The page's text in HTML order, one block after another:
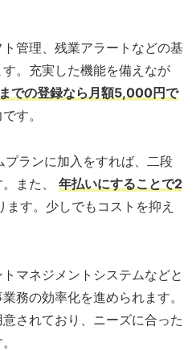
管理、残業アラートなどの基
。充実した機能を備えなが
での登録なら月額5,000円で
す。
ランに加入をすれば、二段
また、 年払いにすることで2
す。少しでもコストを抑え
マネジメントシステムなどと
務の効率化を進められます。
されており、ニーズに合った